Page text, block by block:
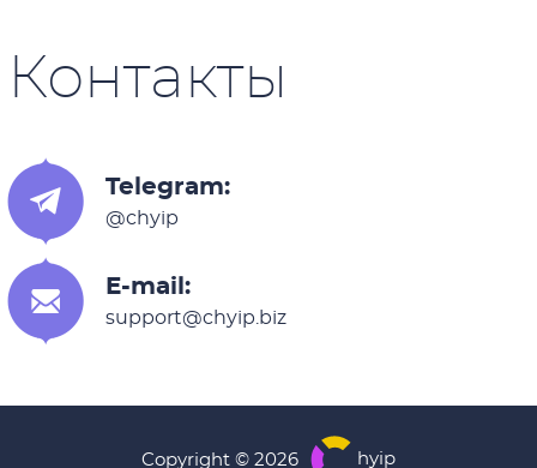
Контакты
Telegram:
@chyip
E-mail:
support@chyip.biz
Copyright © 2026 hyip